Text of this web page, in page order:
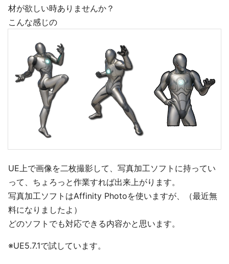
材が欲しい時ありませんか？
こんな感じの
UE上で画像を二枚撮影して、写真加工ソフトに持ってい
って、ちょろっと作業すれば出来上がります。
写真加工ソフトはAffinity Photoを使いますが、（最近無
料になりましたよ）
どのソフトでも対応できる内容かと思います。
※UE5.7.1で試しています。